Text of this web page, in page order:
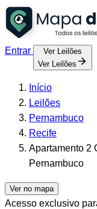
Entrar
Ver Leilões
Ver Leilões
Início
Leilões
Pernambuco
Recife
Apartamento 2
Pernambuco
Ver no mapa
Acesso exclusivo